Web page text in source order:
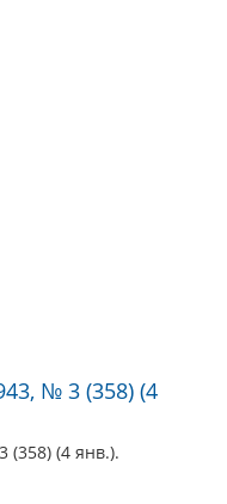
№ 3 (358) (4
(358) (4 янв.).